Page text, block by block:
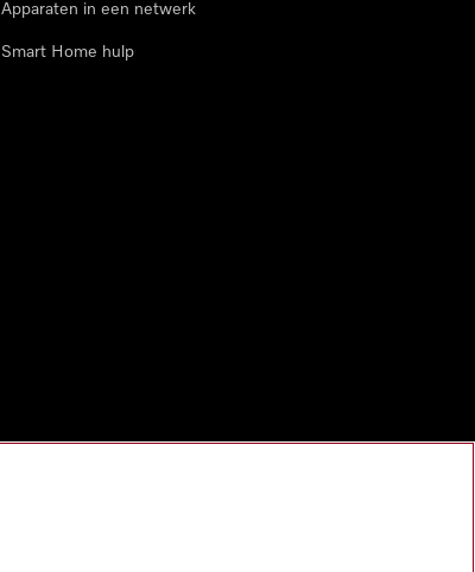
Apparaten in een netwerk
Smart Home hulp